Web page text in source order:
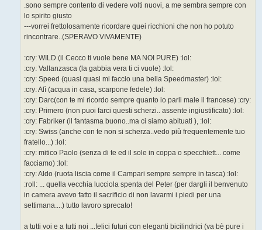
.sono sempre contento di vedere volti nuovi, a me sembra sempre con
lo spirito giusto
---vorrei frettolosamente ricordare quei ricchioni che non ho potuto
rincontrare..(SPERAVO VIVAMENTE)
:cry: WILD (il Cecco ti vuole bene MA NOI PURE) :lol:
:cry: Vallanzasca (la gabbia vera ti ci vuole) :lol:
:cry: Speed (quasi quasi mi faccio una bella Speedmaster) :lol:
:cry: Alì (acqua in casa, scarpone fedele) :lol:
:cry: Darc(con te mi ricordo sempre quanto io parli male il francese) :cry:
:cry: Primero (non puoi farci questi scherzi.. assente ingiustificato) :lol:
:cry: Fabriker (il fantasma buono..ma ci siamo abituati ), :lol:
:cry: Swiss (anche con te non si scherza..vedo più frequentemente tuo
fratello...) :lol:
:cry: mitico Paolo (senza di te ed il sole in coppa o specchiett... come
facciamo) :lol:
:cry: Aldo (ruota liscia come il Campari sempre sempre in tasca) :lol:
:roll: ... quella vecchia lucciola spenta del Peter (per dargli il benvenuto
in camera avevo fatto il sacrificio di non lavarmi i piedi per una
settimana....) tutto lavoro sprecato!
a tutti voi e a tutti noi ...felici futuri con eleganti bicilindrici (va bè pure i